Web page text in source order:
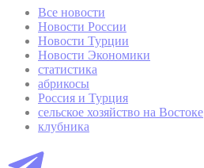
Все новости
Новости России
Новости Турции
Новости Экономики
статистика
абрикосы
Россия и Турция
сельское хозяйство на Востоке
клубника